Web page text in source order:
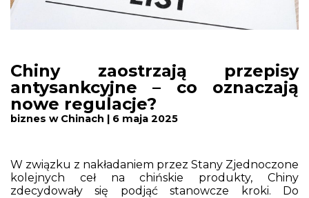
Chiny zaostrzają przepisy
antysankcyjne – co oznaczają
nowe regulacje?
biznes w Chinach | 6 maja 2025
W związku z nakładaniem przez Stany Zjednoczone
kolejnych ceł na chińskie produkty, Chiny
zdecydowały się podjąć stanowcze kroki. Do